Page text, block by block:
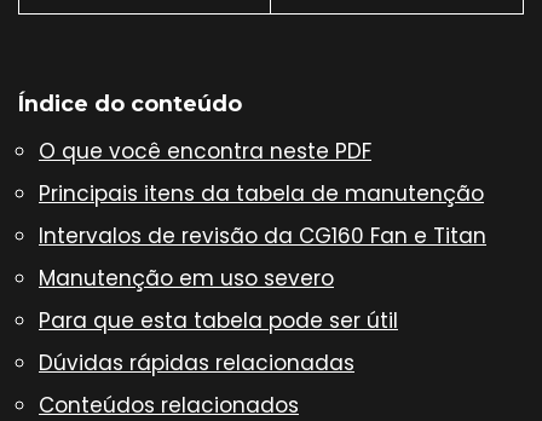
Índice do conteúdo
O que você encontra neste PDF
Principais itens da tabela de manutenção
Intervalos de revisão da CG160 Fan e Titan
Manutenção em uso severo
Para que esta tabela pode ser útil
Dúvidas rápidas relacionadas
Conteúdos relacionados